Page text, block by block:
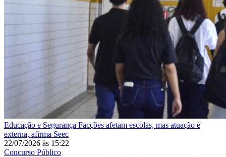
Educação e Segurança Facções afetam escolas, mas atuação é
externa, afirma Seec
22/07/2026 às 15:22
Concurso Público